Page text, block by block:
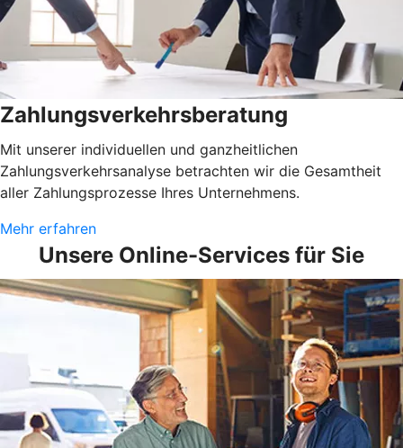
Zahlungsverkehrsberatung
Mit unserer individuellen und ganzheitlichen
Zahlungsverkehrsanalyse betrachten wir die Gesamtheit
aller Zahlungsprozesse Ihres Unternehmens.
Mehr erfahren
Unsere Online-Services für Sie